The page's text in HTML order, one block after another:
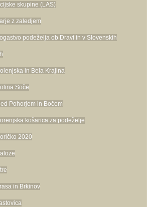
skupine (LAS)
z zaledjem
podeželja ob Dravi in v Slovenskih
in Bela Krajina
Soče
Pohorjem in Bočem
košarica za podeželje
2020
in Brkinov